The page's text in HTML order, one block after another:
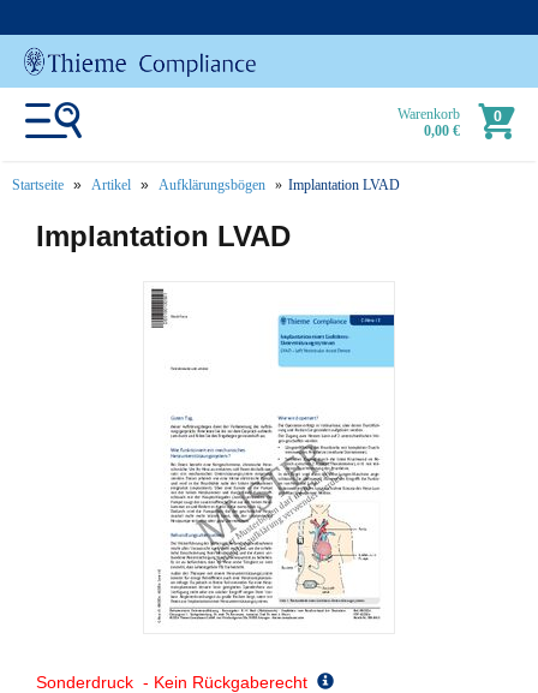
Warenkorb
0,00 €
0
Startseite Artikel Aufklärungsbögen Implantation LVAD
text.skipToContent
text.skipToNavigation
Implantation LVAD
Sonderdruck - Kein Rückgaberecht